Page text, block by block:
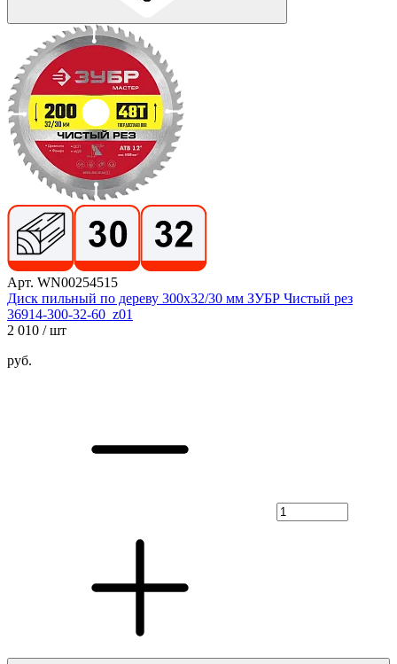
Арт. WN00254515
Диск пильный по дереву 300х32/30 мм ЗУБР Чистый рез
36914-300-32-60_z01
2 010 / шт
руб.